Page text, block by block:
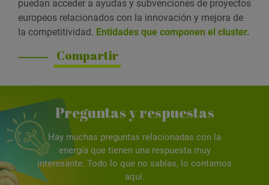
puedan acceder a ayudas y subvenciones de proyectos
europeos relacionados con la innovación y mejora de
la competitividad. Entidades que componen el cluster.
Compartir
Preguntas y respuestas
Hay muchas preguntas relacionadas con la
energía que tienen una respuesta muy
interesante. Todo lo que no sabías, lo contamos
aquí.